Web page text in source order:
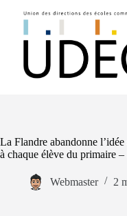
La Flandre abandonne
à chaque élève du primaire
Webmaster 2